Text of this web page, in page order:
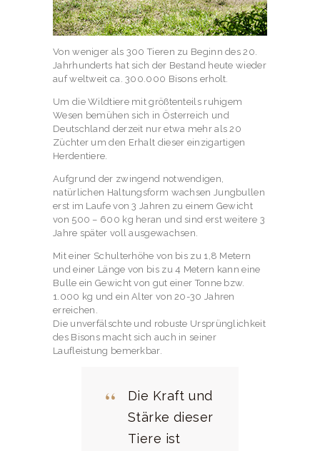
Von weniger als 300 Tieren zu Beginn des 20.
Jahrhunderts hat sich der Bestand heute wieder
auf weltweit ca. 300.000 Bisons erholt.
Um die Wildtiere mit größtenteils ruhigem
Wesen bemühen sich in Österreich und
Deutschland derzeit nur etwa mehr als 20
Züchter um den Erhalt dieser einzigartigen
Herdentiere.
Aufgrund der zwingend notwendigen,
natürlichen Haltungsform wachsen Jungbullen
erst im Laufe von 3 Jahren zu einem Gewicht
von 500 – 600 kg heran und sind erst weitere 3
Jahre später voll ausgewachsen.
Mit einer Schulterhöhe von bis zu 1,8 Metern
und einer Länge von bis zu 4 Metern kann eine
Bulle ein Gewicht von gut einer Tonne bzw.
1.000 kg und ein Alter von 20-30 Jahren
erreichen.
Die unverfälschte und robuste Ursprünglichkeit
des Bisons macht sich auch in seiner
Laufleistung bemerkbar.
Die Kraft und
Stärke dieser
Tiere ist